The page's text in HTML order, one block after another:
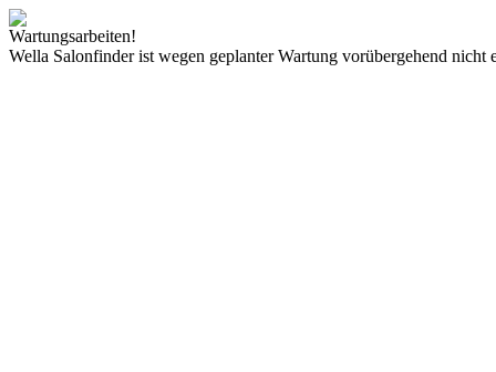
Wartungsarbeiten!
Wella Salonfinder ist wegen geplanter Wartung vorübergehend